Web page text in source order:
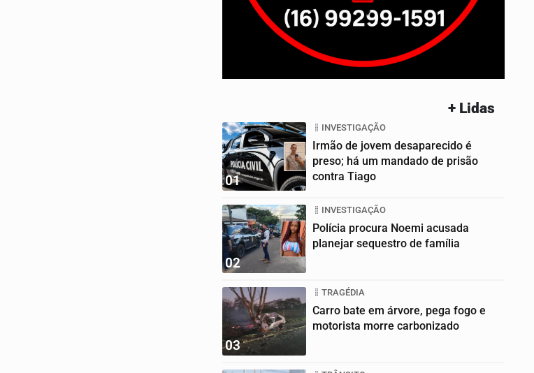
+ Lidas
01
INVESTIGAÇÃO
Irmão de jovem desaparecido é
preso; há um mandado de prisão
contra Tiago
02
INVESTIGAÇÃO
Polícia procura Noemi acusada
planejar sequestro de família
03
TRAGÉDIA
Carro bate em árvore, pega fogo e
motorista morre carbonizado